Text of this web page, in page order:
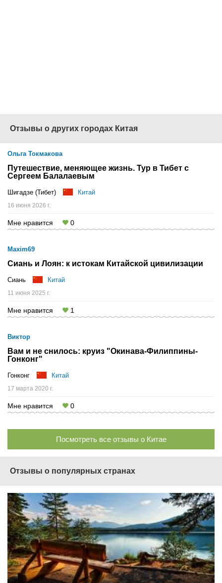
Отзывы о других городах Китая
Ольга Токмакова
Путешествие, меняющее жизнь. Тур в Тибет с
Сергеем Балалаевым
Шигадзе (Тибет) Китай
16 июня 2026 г.
Мне нравится 0
Maxim69
Сиань и Лоян: к истокам Китайской цивилизации
Сиань Китай
11 июня 2025 г.
Мне нравится 1
Виктор
Вам и не снилось: круиз "Окинава-Филиппины-
Гонконг"
Гонконг Китай
17 марта 2020 г.
Мне нравится 0
Посмотреть все отзывы о Китае
Отзывы о популярных странах